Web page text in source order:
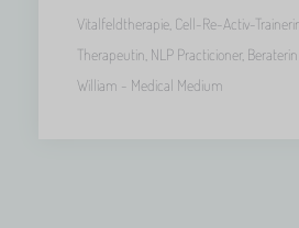
Vitalfeldtherapie, Cell-Re-Activ-
Therapeutin, NLP Practicioner,
William - Medical Medium